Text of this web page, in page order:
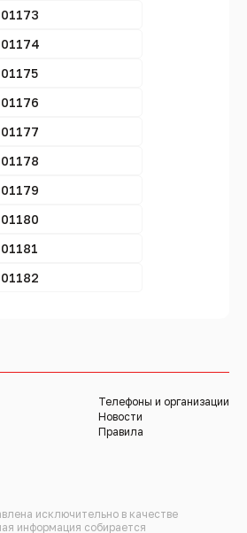
Телефоны и организации
Новости
Правила
исключительно в качестве
информация собирается